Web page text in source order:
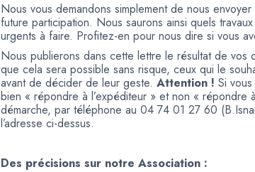
Nous vous demandons simplement de nous
future participation. Nous saurons ainsi quels
urgents à faire. Profitez-en pour nous dire si vous
Nous publierons dans cette lettre le résultat de vos
que cela sera possible sans risque, ceux qui le
avant de décider de leur geste. Attention ! Si
bien « répondre à l’expéditeur » et non «
démarche, par téléphone au 04 74 01 27 60
l’adresse ci-dessus.
Des précisions sur notre Association :